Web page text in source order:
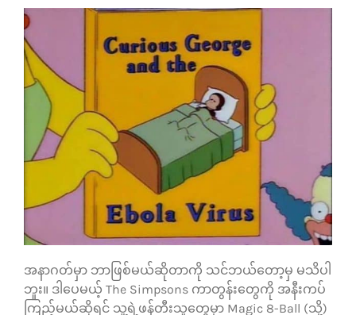
ဗွီဒီယိုများ
ဆောင်းပါးများ
သုံးသပ်ချက်များ
ဆက်သွယ်ရန်
အနာဂတ်မှာ ဘာဖြစ်မယ်ဆိုတာကို သင်ဘယ်တော့မှ မသိပါ
ဘူး။ ဒါပေမယ့် The Simpsons ကာတွန်းတွေကို အနီးကပ်
ကြည့်မယ်ဆိုရင် သူ့ရဲ့ဖန်တီးသူတွေမှာ Magic 8-Ball (သို့)